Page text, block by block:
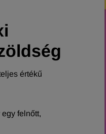
értékű
felnőtt,